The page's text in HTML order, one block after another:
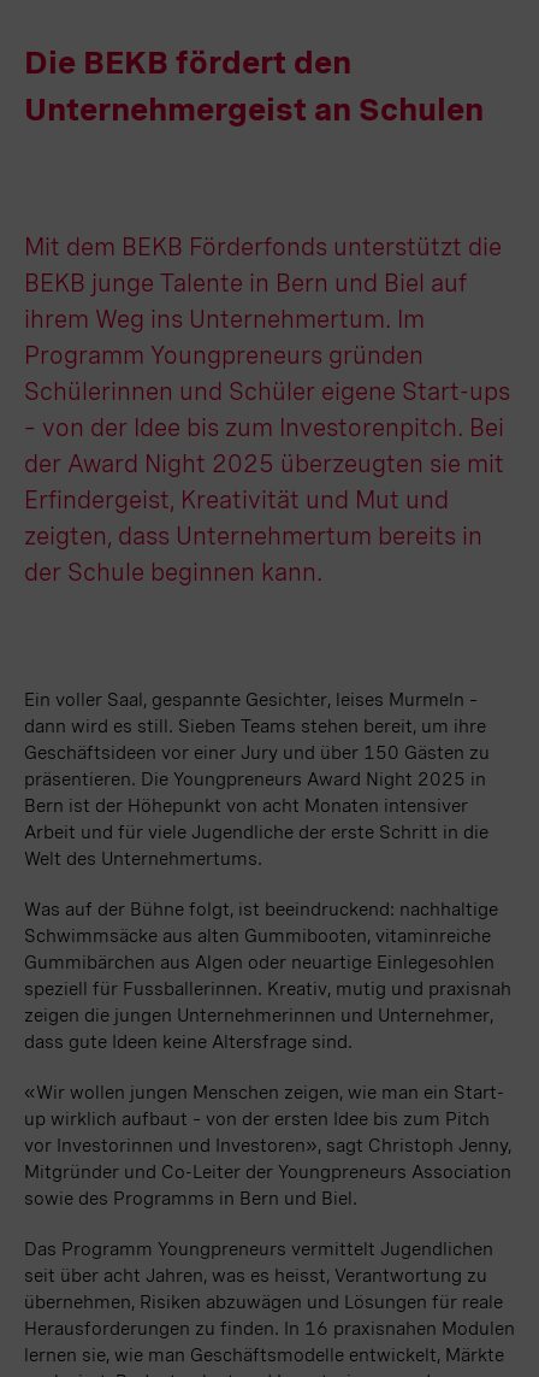
Die BEKB fördert den
Unternehmergeist an Schulen
Mit dem BEKB Förderfonds unterstützt die
BEKB junge Talente in Bern und Biel auf
ihrem Weg ins Unternehmertum. Im
Programm Youngpreneurs gründen
Schülerinnen und Schüler eigene Start-ups
– von der Idee bis zum Investorenpitch. Bei
der Award Night 2025 überzeugten sie mit
Erfindergeist, Kreativität und Mut und
zeigten, dass Unternehmertum bereits in
der Schule beginnen kann.
Ein voller Saal, gespannte Gesichter, leises Murmeln –
dann wird es still. Sieben Teams stehen bereit, um ihre
Geschäftsideen vor einer Jury und über 150 Gästen zu
präsentieren. Die Youngpreneurs Award Night 2025 in
Bern ist der Höhepunkt von acht Monaten intensiver
Arbeit und für viele Jugendliche der erste Schritt in die
Welt des Unternehmertums.
Was auf der Bühne folgt, ist beeindruckend: nachhaltige
Schwimmsäcke aus alten Gummibooten, vitaminreiche
Gummibärchen aus Algen oder neuartige Einlegesohlen
speziell für Fussballerinnen. Kreativ, mutig und praxisnah
zeigen die jungen Unternehmerinnen und Unternehmer,
dass gute Ideen keine Altersfrage sind.
«Wir wollen jungen Menschen zeigen, wie man ein Start-
up wirklich aufbaut – von der ersten Idee bis zum Pitch
vor Investorinnen und Investoren», sagt Christoph Jenny,
Mitgründer und Co-Leiter der Youngpreneurs Association
sowie des Programms in Bern und Biel.
Das Programm Youngpreneurs vermittelt Jugendlichen
seit über acht Jahren, was es heisst, Verantwortung zu
übernehmen, Risiken abzuwägen und Lösungen für reale
Herausforderungen zu finden. In 16 praxisnahen Modulen
lernen sie, wie man Geschäftsmodelle entwickelt, Märkte